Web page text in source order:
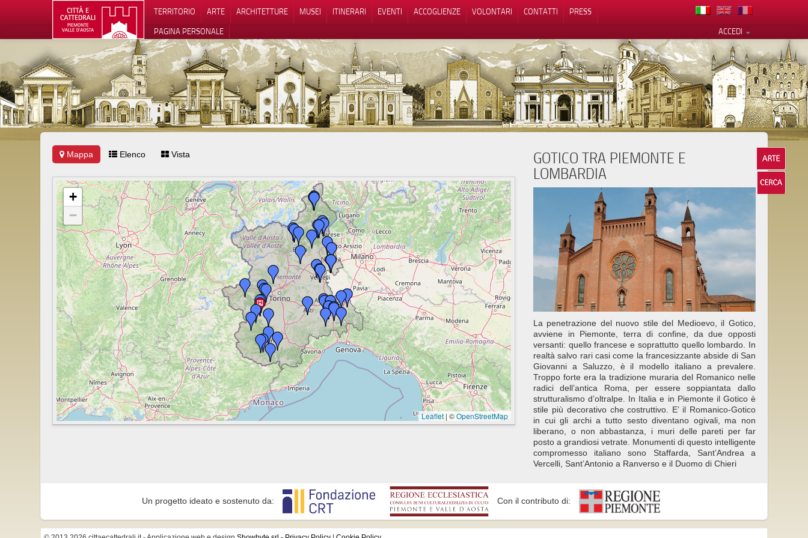
TERRITORIO ARTE ARCHITETTURE MUSEI ITINERARI EVENTI ACCOGLIENZE VOLONTARI CONTATTI
PRESS
ACCEDI
PAGINA PERSONALE
Mappa Elenco Vista
+
−
Leaflet | ©OpenStreetMap
GOTICO TRA PIEMONTE E
LOMBARDIA
La penetrazione del nuovo stile del Medioevo, il Gotico,
avviene in Piemonte, terra di confine, da due opposti
versanti: quello francese e soprattutto quello lombardo. In
realtà salvo rari casi come la francesizzante abside di San
Giovanni a Saluzzo, è il modello italiano a prevalere.
Troppo forte era la tradizione muraria del Romanico nelle
radici dell’antica Roma, per essere soppiantata dallo
strutturalismo d’oltralpe. In Italia e in Piemonte il Gotico è
stile più decorativo che costruttivo. E’ il Romanico-Gotico
in cui gli archi a tutto sesto diventano ogivali, ma non
liberano, o non abbastanza, i muri delle pareti per far
posto a grandiosi vetrate. Monumenti di questo intelligente
compromesso italiano sono Staffarda, Sant’Andrea a
Vercelli, Sant’Antonio a Ranverso e il Duomo di Chieri
Un progetto ideato e sostenuto da: Con il contributo di:
Le tue preferenze relative alla privacy